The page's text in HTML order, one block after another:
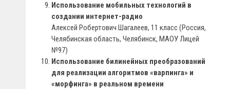
Использование мобильных технологий в
создании интернет-радио
Алексей Робертович Шагалеев, 11 класс (Россия,
Челябинская область, Челябинск, МАОУ Лицей
№97)
Использование билинейных преобразований
для реализации алгоритмов «варпинга» и
«морфинга» в реальном времени